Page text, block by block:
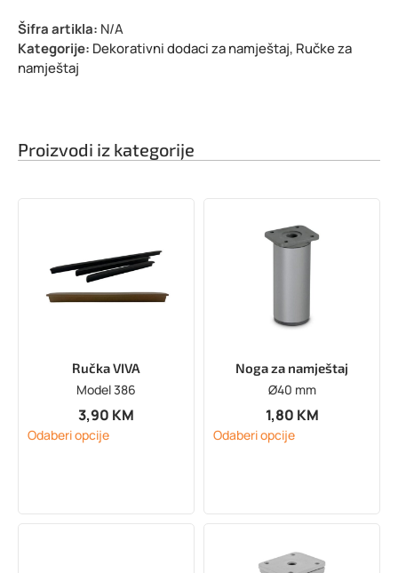
Šifra artikla: N/A
Kategorije: Dekorativni dodaci za namještaj, Ručke za
namještaj
Proizvodi iz kategorije
Ručka VIVA
Model 386
3,90 KM
Odaberi opcije
Noga za namještaj
Ø40 mm
1,80 KM
Odaberi opcije